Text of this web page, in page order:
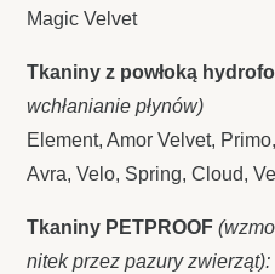
Magic Velvet
Tkaniny z powłoką
wchłanianie płynów)
Element, Amor Velvet,
Avra, Velo, Spring, Cloud,
Tkaniny PETPROOF
nitek przez pazury zwierząt):